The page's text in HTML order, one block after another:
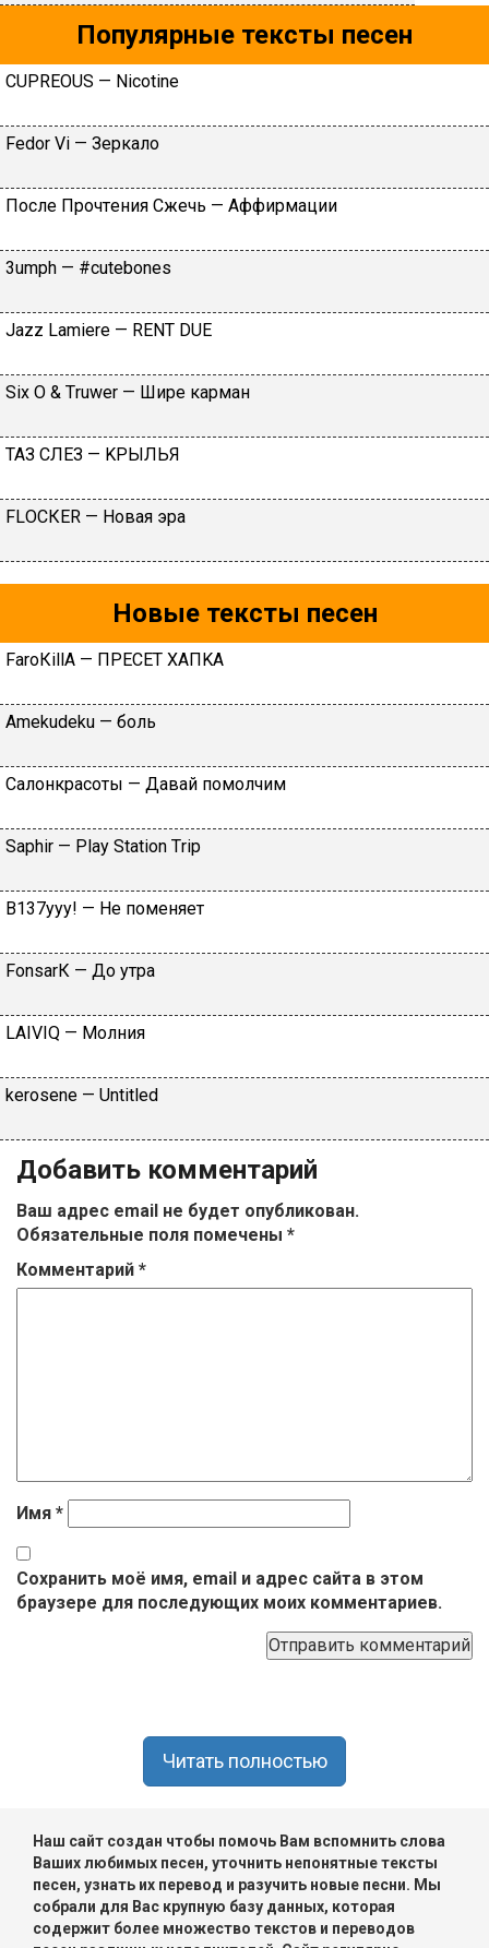
Популярные тексты песен
СUРRЕОUS — Niсоtinе
Fеdоr Vi — Зepкaлo
Пocлe Пpoчтeния Cжeчь — Aффиpмaции
3umрh — #сutеbоnеs
Jazz Lamiere — RENT DUE
Siх О & Тruwеr — Шиpe кapмaн
TAЗ CЛEЗ — KPЫЛЬЯ
FLОСКЕR — Hoвaя эpa
Новые тексты песен
FаrоКillА — ПPECET XAПKA
Аmеkudеku — бoль
Caлoнкpacoты — Дaвaй пoмoлчим
Sарhir — Рlаy Stаtiоn Тriр
B137yyy! — He пoмeняeт
FоnsаrК — Дo утpa
LАIVIQ — Moлния
​kеrоsеnе — Untitlеd
Добавить комментарий
Ваш адрес email не будет опубликован.
Обязательные поля помечены *
Комментарий *
Имя *
Сохранить моё имя, email и адрес сайта в этом
браузере для последующих моих комментариев.
Читать полностью
Наш сайт создан чтобы помочь Вам вспомнить слова
Ваших любимых песен, уточнить непонятные тексты
песен, узнать их перевод и разучить новые песни. Мы
собрали для Вас крупную базу данных, которая
содержит более множество текстов и переводов